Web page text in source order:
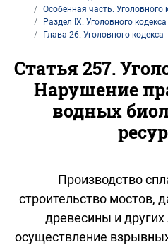
Особенная часть. Уголовного
Раздел IX. Уголовного кодекса
Глава 26. Уголовного кодекса
Статья 257.
Нарушение
водных
Производство
строительство мостов,
древесины и других
осуществление